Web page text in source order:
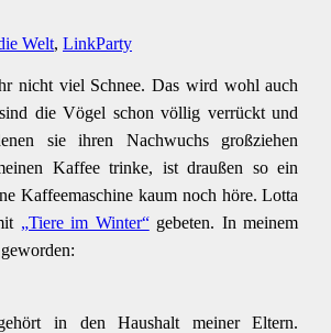
Welt, LinkParty
nicht viel Schnee. Das wird wohl auch
die Vögel schon völlig verrückt und
sie ihren Nachwuchs großziehen
Kaffee trinke, ist draußen so ein
Kaffeemaschine kaum noch höre. Lotta
„Tiere im Winter“gebeten. In meinem
in den Haushalt meiner Eltern.